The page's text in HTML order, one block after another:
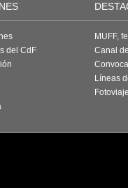
del CdF
MUFF,
Canal
Líneas